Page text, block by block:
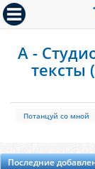
А -
тексты
Потанцуй со мной
Последние